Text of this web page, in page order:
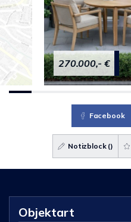
270.000,- €
Facebook
Notizblock ()
Objektart